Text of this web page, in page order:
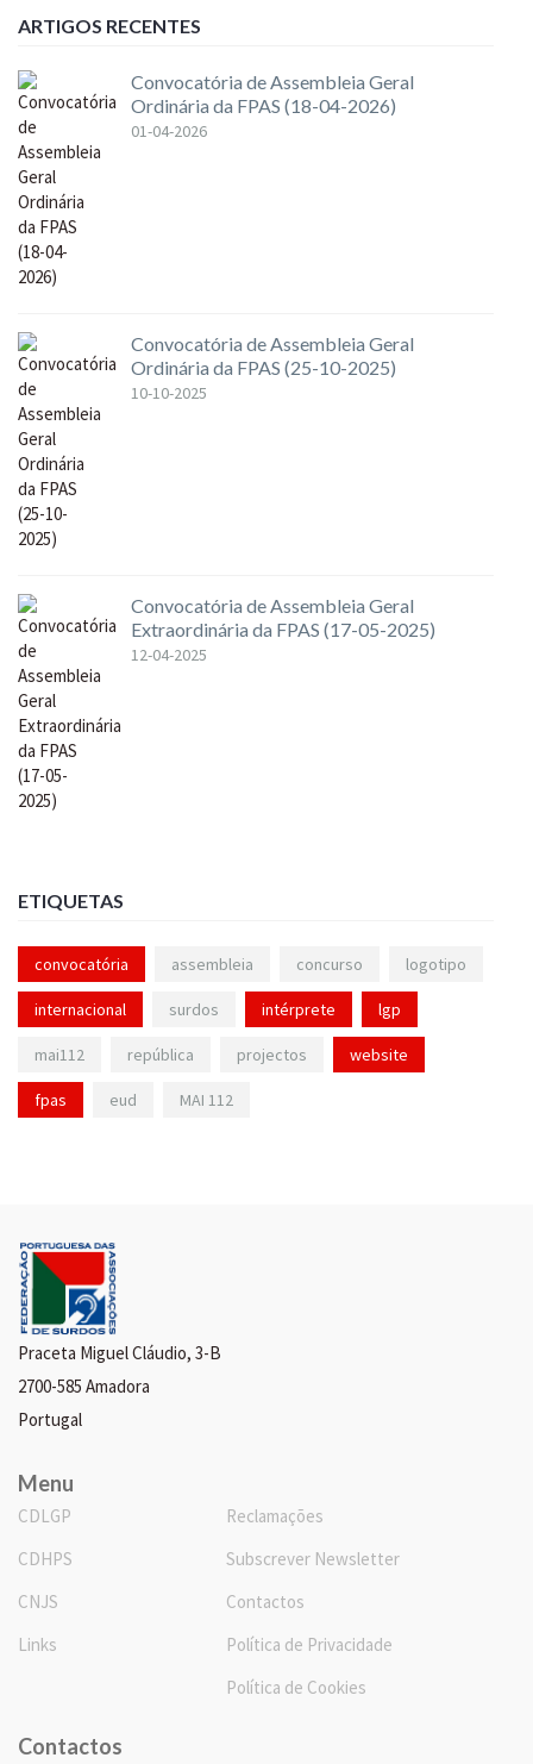
ARTIGOS RECENTES
Convocatória de Assembleia Geral
Ordinária da FPAS (18-04-2026)
01-04-2026
Convocatória de Assembleia Geral
Ordinária da FPAS (25-10-2025)
10-10-2025
Convocatória de Assembleia Geral
Extraordinária da FPAS (17-05-2025)
12-04-2025
ETIQUETAS
convocatória assembleia concurso logotipo
internacional surdos intérprete lgp
mai112 república projectos website
fpas eud MAI 112
Praceta Miguel Cláudio, 3-B
2700-585 Amadora
Portugal
Menu
CDLGP
CDHPS
CNJS
Links
Reclamações
Subscrever Newsletter
Contactos
Política de Privacidade
Política de Cookies
Contactos